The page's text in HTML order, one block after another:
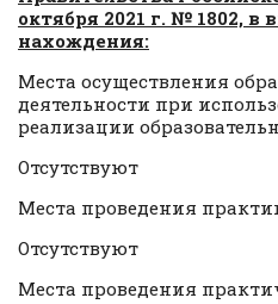
октября 2021 г. № 1802, в
нахождения:
Места осуществления
деятельности при
реализации
Отсутствуют
Места проведения
Отсутствуют
Места проведения